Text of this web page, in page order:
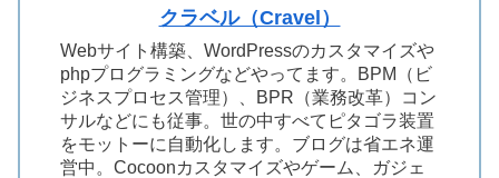
クラベル（Cravel）
Webサイト構築、WordPressのカスタマイズや
phpプログラミングなどやってます。BPM（ビ
ジネスプロセス管理）、BPR（業務改革）コン
サルなどにも従事。世の中すべてピタゴラ装置
をモットーに自動化します。ブログは省エネ運
営中。Cocoonカスタマイズやゲーム、ガジェ